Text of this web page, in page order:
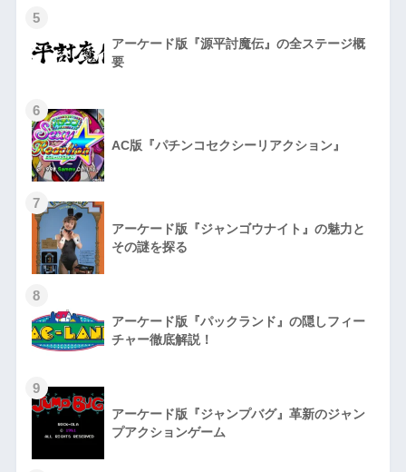
5
アーケード版『源平討魔伝』の全ステージ概
要
6
AC版『パチンコセクシーリアクション』
7
アーケード版『ジャンゴウナイト』の魅力と
その謎を探る
8
アーケード版『パックランド』の隠しフィー
チャー徹底解説！
9
アーケード版『ジャンプバグ』革新のジャン
プアクションゲーム